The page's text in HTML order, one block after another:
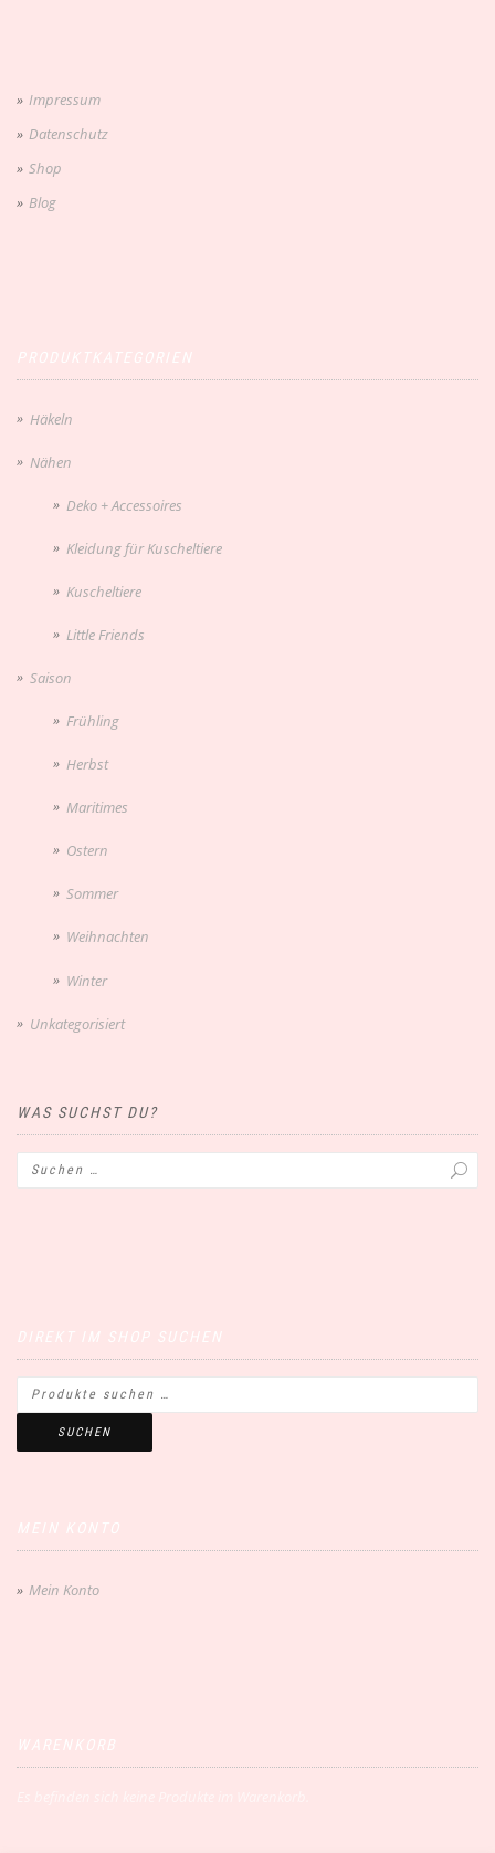
Impressum
Datenschutz
Shop
Blog
Häkeln
Nähen
Deko + Accessoires
Kleidung für Kuscheltiere
Kuscheltiere
Little Friends
Saison
Frühling
Herbst
Maritimes
Ostern
Sommer
Weihnachten
Winter
Unkategorisiert
WAS SUCHST DU?
SUCHEN
Mein Konto